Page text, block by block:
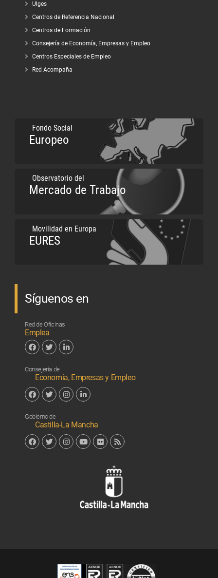
Ulges
Centros de Referencia Nacional
Centros de Formación
Consejería de Economía, Empresas y Empleo
Centros Especiales de Empleo
Red Acompaña
Fondo Social
Europeo
Observatorio del
Mercado de Trabajo
Movilidad en Europa
EURES
Síguenos en
Red de Oficinas
Emplea
Consejería de
Economía, Empresas y Empleo
Gobierno de
Castilla-La Mancha